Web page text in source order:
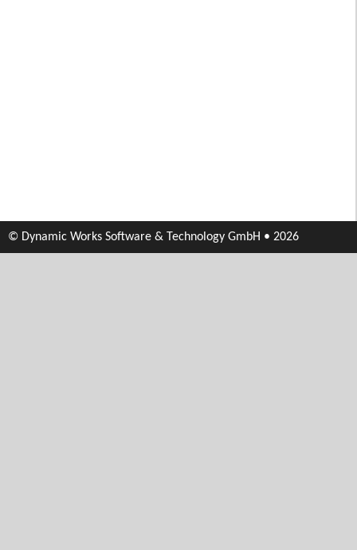
© Dynamic Works Software & Technology GmbH • 2026